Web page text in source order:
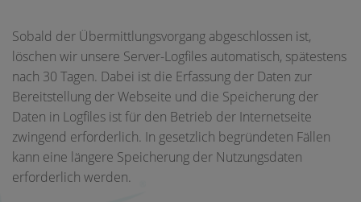
Sobald der Übermittlungsvorgang abgeschlossen ist,
löschen wir unsere Server-Logfiles automatisch, spätestens
nach 30 Tagen. Dabei ist die Erfassung der Daten zur
Bereitstellung der Webseite und die Speicherung der
Daten in Logfiles ist für den Betrieb der Internetseite
zwingend erforderlich. In gesetzlich begründeten Fällen
kann eine längere Speicherung der Nutzungsdaten
erforderlich werden.